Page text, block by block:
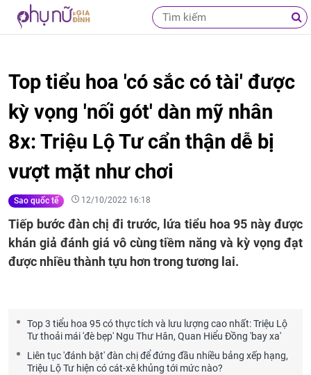
Top tiểu hoa 'có sắc có tài' được
kỳ vọng 'nối gót' dàn mỹ nhân
8x: Triệu Lộ Tư cẩn thận dễ bị
vượt mặt như chơi
Sao quốc tế 12/10/2022 16:18
Tiếp bước đàn chị đi trước, lứa tiểu hoa 95 này được
khán giả đánh giá vô cùng tiềm năng và kỳ vọng đạt
được nhiều thành tựu hơn trong tương lai.
Top 3 tiểu hoa 95 có thực tích và lưu lượng cao nhất: Triệu Lộ
Tư thoải mái 'đè bẹp' Ngu Thư Hân, Quan Hiểu Đồng 'bay xa'
Liên tục 'đánh bật' đàn chị để đứng đầu nhiều bảng xếp hạng,
Triệu Lộ Tư hiện có cát-xê khủng tới mức nào?